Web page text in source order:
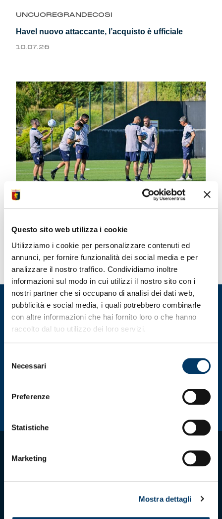
Questo sito web utilizza i cookie
Utilizziamo i cookie per personalizzare contenuti ed
annunci, per fornire funzionalità dei social media e per
analizzare il nostro traffico. Condividiamo inoltre
informazioni sul modo in cui utilizzi il nostro sito con i
nostri partner che si occupano di analisi dei dati web,
pubblicità e social media, i quali potrebbero combinarle
con altre informazioni che hai fornito loro o che hanno
raccolto dal tuo utilizzo dei loro servizi.
delNecessari
Preferenze
Statistiche
Marketing
Mostra dettagli
Mare
Party
Outlet
Helan x Genoa
Isolani x Genoa
Gift Card Online Store
UNCUOREGRANDECOSI
Havel nuovo attaccante, l’acquisto è ufficiale
10.07.26
UNCUOREGRANDECOSI
Raduno, primi test e allenamento per il team
09.07.26